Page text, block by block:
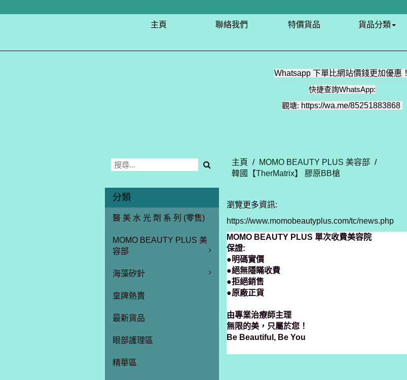
主頁 聯絡我們 特價貨品 貨品分類
Whatsapp 下單比網站價錢更加優惠！
快捷查詢WhatsApp:
觀塘: https://wa.me/85251883868
分類
醫 美 水 光 劑 系 列 (零售)
MOMO BEAUTY PLUS 美
容部
海藻矽針
皇牌熱賣
最新貨品
眼部護理區
精華區
主頁 / MOMO BEAUTY PLUS 美容部 /
韓國【TherMatrix】 膠原BB槍
瀏覽更多資訊:
https://www.momobeautyplus.com/tc/news.php
MOMO BEAUTY PLUS 單次收費美容院
保證:
●明碼實價
●絕無隱瞞收費
●拒絕銷售
●原廠正貨
由專業治療師主理
無限的美，只屬於您！
Be Beautiful, Be You